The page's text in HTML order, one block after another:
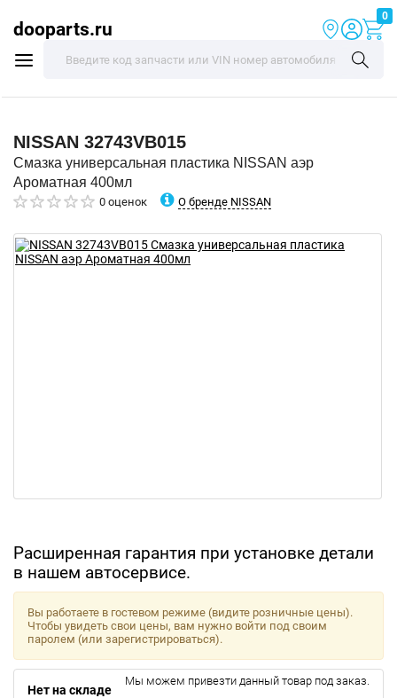
dooparts.ru
0
NISSAN 32743VB015
Смазка универсальная пластика NISSAN аэр
Ароматная 400мл
0 оценок О бренде NISSAN
Расширенная гарантия при установке детали
в нашем автосервисе.
Вы работаете в гостевом режиме (видите розничные цены).
Чтобы увидеть свои цены, вам нужно войти под своим
паролем (или зарегистрироваться).
Нет на складе
Мы можем привезти данный товар под заказ.